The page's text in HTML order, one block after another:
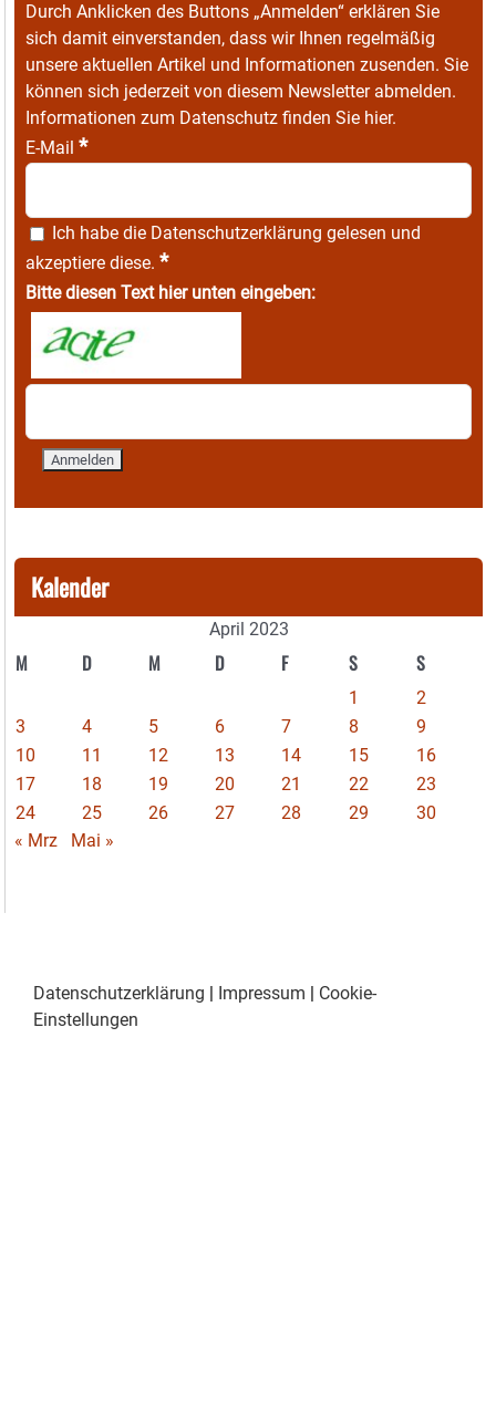
Durch Anklicken des Buttons „Anmelden“ erklären Sie
sich damit einverstanden, dass wir Ihnen regelmäßig
unsere aktuellen Artikel und Informationen zusenden. Sie
können sich jederzeit von diesem Newsletter abmelden.
Informationen zum Datenschutz finden Sie hier.
E-Mail *
Ich habe die Datenschutzerklärung gelesen und
akzeptiere diese. *
Bitte diesen Text hier unten eingeben:
Kalender
April 2023
M D M D F S S
1
2
3
4 5 6 7 8
9
10
11 12 13 14 15
16
17
18 19 20 21 22
23
24
25 26 27 28 29
30
« Mrz
Mai »
Datenschutzerklärung Impressum
Cookie-
Einstellungen